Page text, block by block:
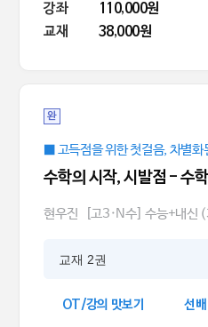
강좌
110,000원
교재
38,000원
완
■ 고득점을 위한 첫걸음, 차별
수학의 시작, 시발점 - 수학ll
현우진 [고3·N수] 수능+내신
교재 2권
OT/강의 맛보기 선